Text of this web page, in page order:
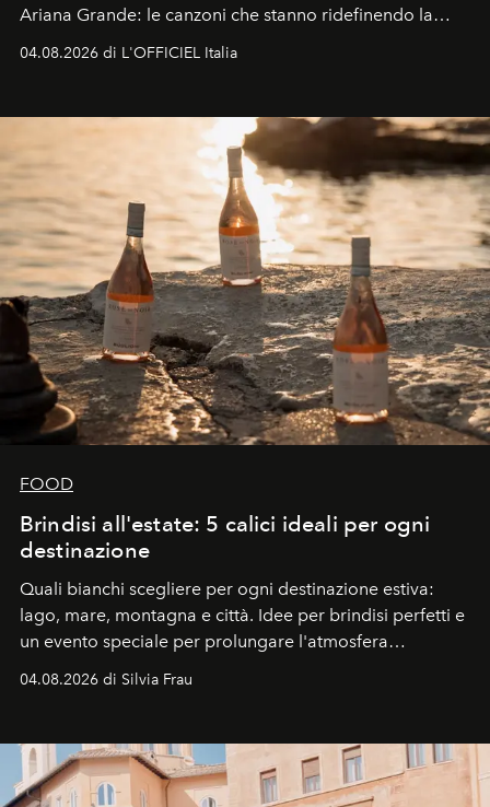
Ariana Grande: le canzoni che stanno ridefinendo la
04.08.2026 di L'OFFICIEL Italia
FOOD
Brindisi all'estate: 5 calici ideali per ogni
destinazione
Quali bianchi scegliere per ogni destinazione estiva:
lago, mare, montagna e città. Idee per brindisi perfetti e
un evento speciale per prolungare l'atmosfera
04.08.2026 di Silvia Frau